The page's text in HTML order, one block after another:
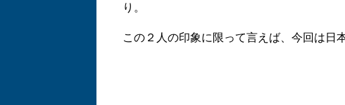
り。
この２人の印象に限って言えば、今回は日